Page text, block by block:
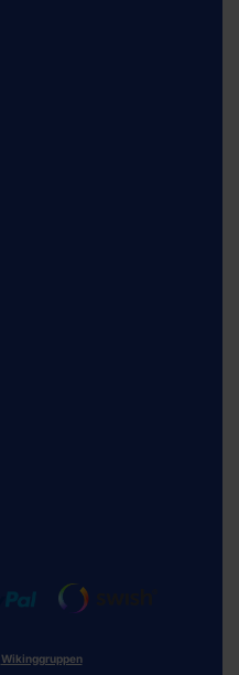
Wikinggruppen